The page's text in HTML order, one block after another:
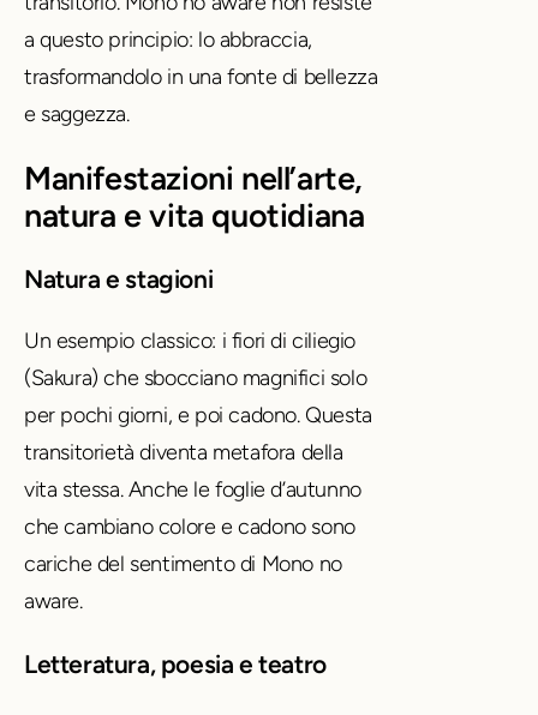
a questo principio: lo abbraccia,
trasformandolo in una fonte di bellezza
e saggezza.
Manifestazioni nell’arte,
natura e vita quotidiana
Natura e stagioni
Un esempio classico: i fiori di ciliegio
(Sakura) che sbocciano magnifici solo
per pochi giorni, e poi cadono. Questa
transitorietà diventa metafora della
vita stessa. Anche le foglie d’autunno
che cambiano colore e cadono sono
cariche del sentimento di Mono no
aware.
Letteratura, poesia e teatro